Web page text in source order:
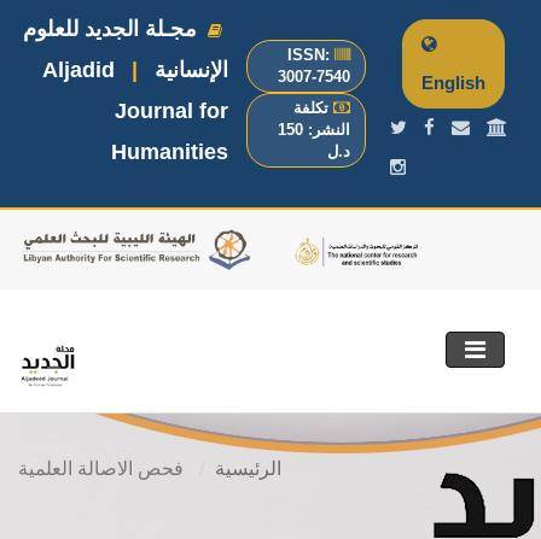
مجـلة الجديد للعلوم
الإنسانية
Aljadid
Journal for
Humanities
ISSN:
3007-7540
تكلفة
النشر: 150
د.ل
English
mobile
الرئيسية فحص الاصالة العلمية